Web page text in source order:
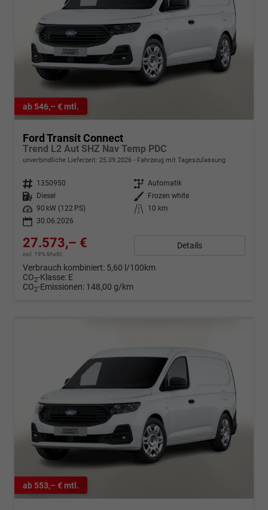
ab 546,– € mtl.
Ford Transit Connect
Trend L2 Aut SHZ Nav Temp PDC
unverbindliche Lieferzeit: 25.09.2026 Fahrzeug mit Tageszulassung
Fahrzeugnr. 1350950 Getriebe Automatik
Kraftstoff
Diesel Außenfarbe
Frozen white
Leistung
90 kW (122 PS) Kilometerstand
10 km
30.06.2026
27.573,– €
incl. 19% MwSt.
Details
Verbrauch kombiniert: 5,60 l/100km
CO2-Klasse: E
CO2-Emissionen: 148,00 g/km
ab 553,– € mtl.